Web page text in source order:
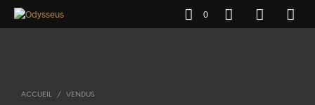
0
ACCUEIL / VENDUS